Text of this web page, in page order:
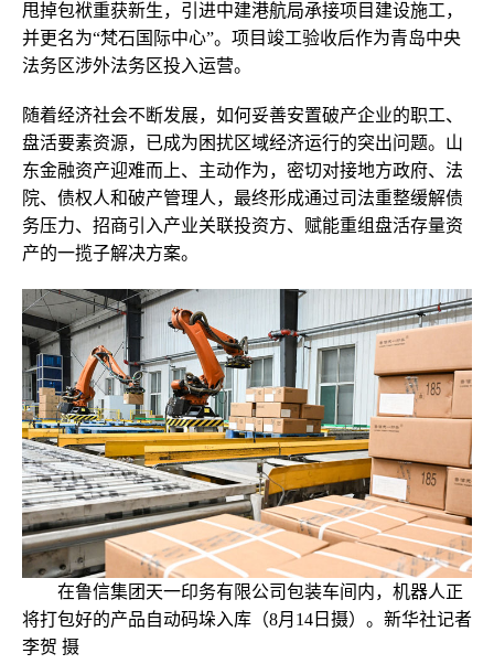
甩掉包袱重获新生，引进中建港航局承接项目建设施工，
并更名为“梵石国际中心”。项目竣工验收后作为青岛中央
法务区涉外法务区投入运营。
随着经济社会不断发展，如何妥善安置破产企业的职工、
盘活要素资源，已成为困扰区域经济运行的突出问题。山
东金融资产迎难而上、主动作为，密切对接地方政府、法
院、债权人和破产管理人，最终形成通过司法重整缓解债
务压力、招商引入产业关联投资方、赋能重组盘活存量资
产的一揽子解决方案。
在鲁信集团天一印务有限公司包装车间内，机器人正
将打包好的产品自动码垛入库（8月14日摄）。新华社记者
李贺 摄